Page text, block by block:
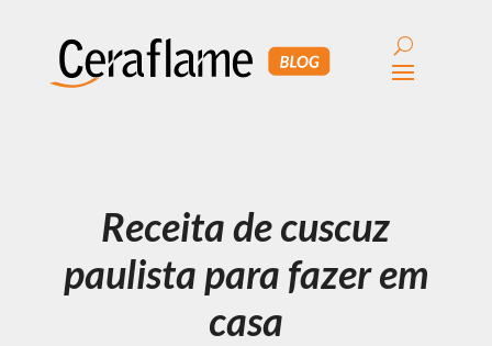
Receita de cuscuz
paulista para fazer em
casa